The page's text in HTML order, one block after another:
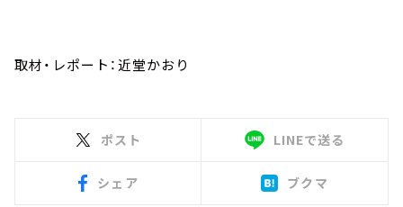
取材・レポート：近堂かおり
ポスト LINEで送る
シェア ブクマ